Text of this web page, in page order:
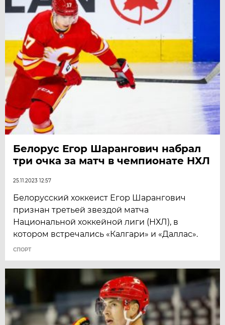
Белорус Егор Шарангович набрал
три очка за матч в чемпионате НХЛ
25.11.2023 12:57
Белорусский хоккеист Егор Шарангович
признан третьей звездой матча
Национальной хоккейной лиги (НХЛ), в
котором встречались «Калгари» и «Даллас».
СПОРТ